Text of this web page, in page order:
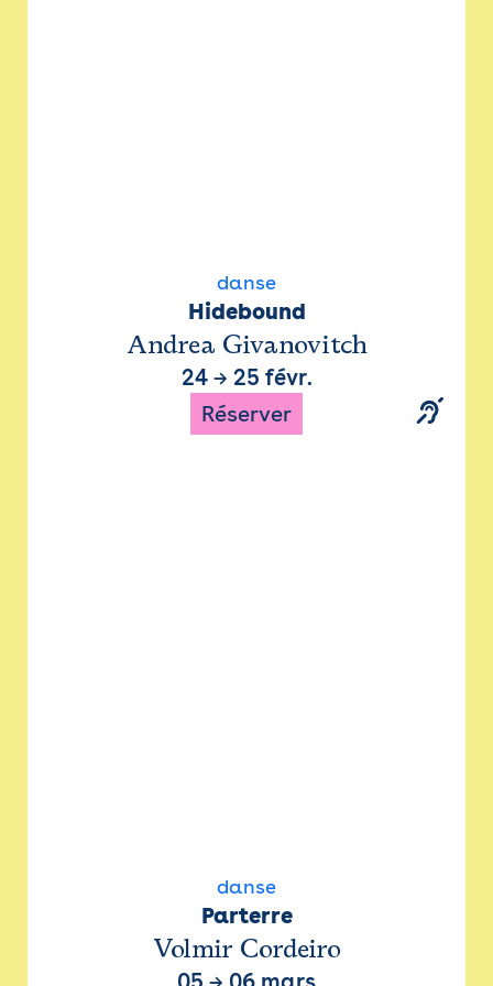
danse
Hidebound
Andrea Givanovitch
24→ 25 févr.
Réserver
danse
Parterre
Volmir Cordeiro